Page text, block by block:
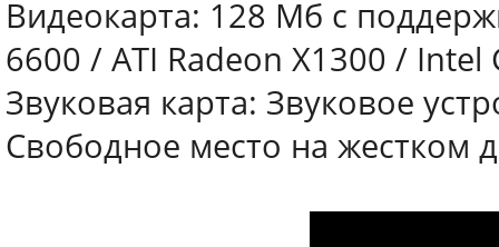
Видеокарта: 128 Мб с
6600 / ATI Radeon X1300 / Intel
Звуковая карта: Звуковое
Свободное место на жестком